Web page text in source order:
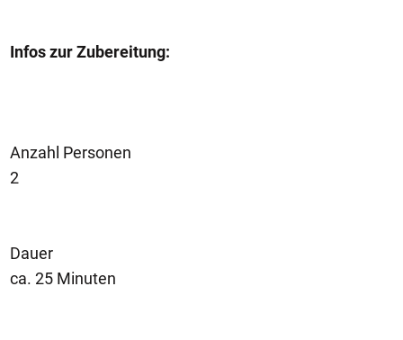
Infos zur Zubereitung:
Anzahl Personen
2
Dauer
ca. 25 Minuten